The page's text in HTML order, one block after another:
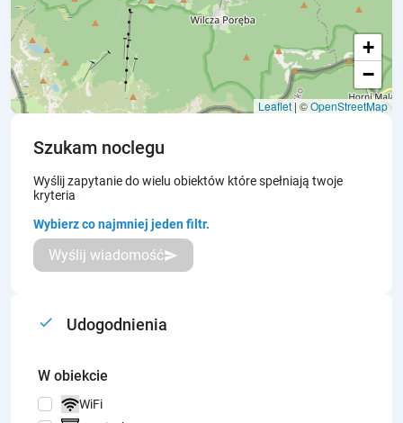
+
−
Leaflet| ©OpenStreetMap
Szukam noclegu
Wyślij zapytanie do wielu obiektów które spełniają twoje
kryteria
Wybierz co najmniej jeden filtr.
Wyślij wiadomośćsend
done Udogodnienia
W obiekcie
WiFi